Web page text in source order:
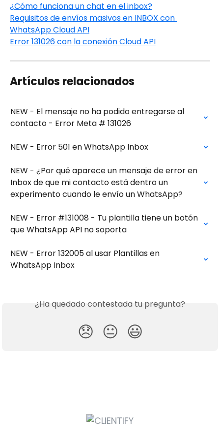
¿Cómo funciona un chat en el inbox?
Requisitos de envíos masivos en INBOX con
WhatsApp Cloud API
Error 131026 con la conexión Cloud API
Artículos relacionados
NEW - El mensaje no ha podido entregarse al
contacto - Error Meta # 131026
NEW - Error 501 en WhatsApp Inbox
NEW - ¿Por qué aparece un mensaje de error en
Inbox de que mi contacto está dentro un
experimento cuando le envío un WhatsApp?
NEW - Error #131008 - Tu plantilla tiene un botón
que WhatsApp API no soporta
NEW - Error 132005 al usar Plantillas en
WhatsApp Inbox
¿Ha quedado contestada tu pregunta?
😞 😐 😃